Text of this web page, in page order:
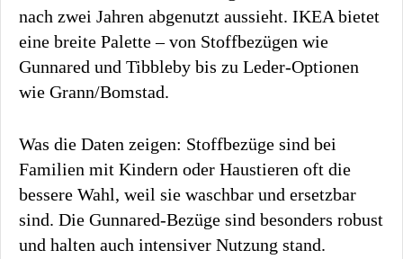
nach zwei Jahren abgenutzt aussieht. IKEA bietet
eine breite Palette – von Stoffbezügen wie
Gunnared und Tibbleby bis zu Leder-Optionen
wie Grann/Bomstad.
Was die Daten zeigen: Stoffbezüge sind bei
Familien mit Kindern oder Haustieren oft die
bessere Wahl, weil sie waschbar und ersetzbar
sind. Die Gunnared-Bezüge sind besonders robust
und halten auch intensiver Nutzung stand.